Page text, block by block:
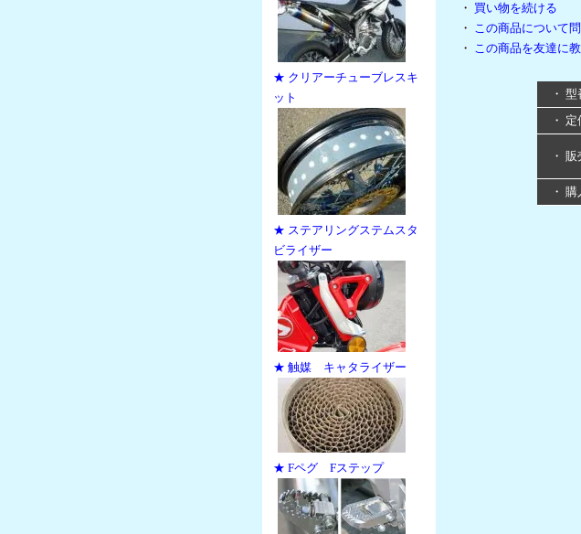
★ クリアーチューブレスキ
ット
★ ステアリングステムスタ
ビライザー
★ 触媒 キャタライザー
★ Fペグ Fステップ
・ 買い物を続ける
・ この商品について
・ この商品を友達に
・ 型
・ 定
・
・